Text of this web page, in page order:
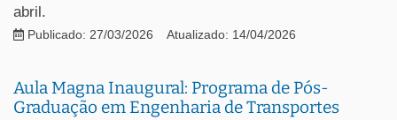
abril.
Publicado: 27/03/2026 Atualizado: 14/04/2026
Aula Magna Inaugural: Programa de Pós-
Graduação em Engenharia de Transportes